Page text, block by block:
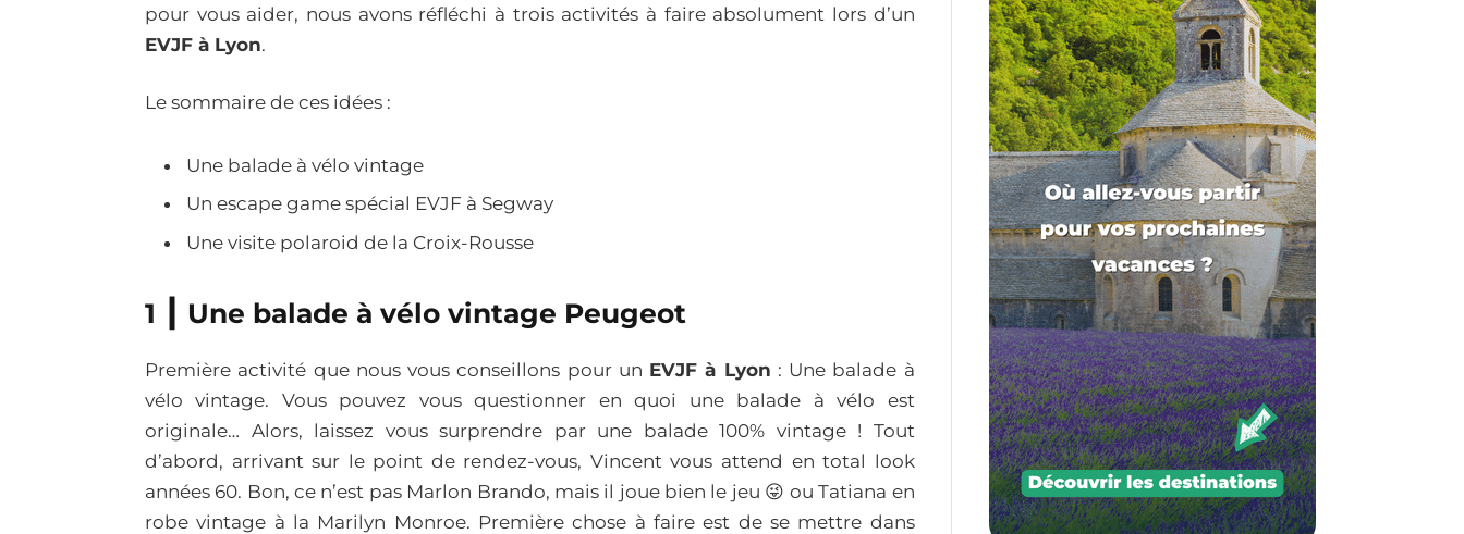
pour vous aider, nous avons réfléchi à trois activités à faire absolument lors d’un
EVJF à Lyon.
Le sommaire de ces idées :
Une balade à vélo vintage
Un escape game spécial EVJF à Segway
Une visite polaroid de la Croix-Rousse
1 ┃ Une balade à vélo vintage Peugeot
Première activité que nous vous conseillons pour un EVJF à Lyon : Une balade à
vélo vintage. Vous pouvez vous questionner en quoi une balade à vélo est
originale… Alors, laissez vous surprendre par une balade 100% vintage ! Tout
d’abord, arrivant sur le point de rendez-vous, Vincent vous attend en total look
années 60. Bon, ce n’est pas Marlon Brando, mais il joue bien le jeu 😜 ou Tatiana en
robe vintage à la Marilyn Monroe. Première chose à faire est de se mettre dans